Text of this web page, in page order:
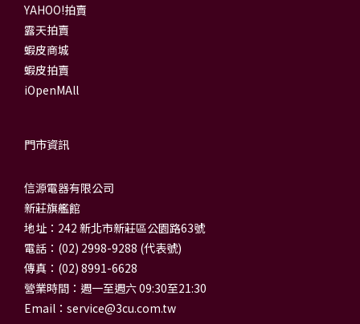
YAHOO!拍賣
露天拍賣
蝦皮商城
蝦皮拍賣
iOpenMAll
門市資訊
信源電器有限公司
新莊旗艦館
地址：242 新北市新莊區公園路63號
電話：(02) 2998-9288 (代表號)
傳真：(02) 8991-6628
營業時間：週一至週六 09:30至21:30
Email： service@3cu.com.tw